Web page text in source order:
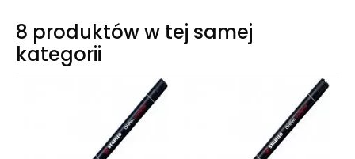
8 produktów w tej samej
kategorii